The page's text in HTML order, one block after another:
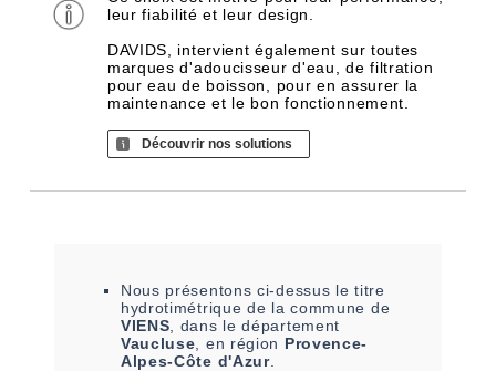
leur fiabilité et leur design.
DAVIDS, intervient également sur toutes
marques d'adoucisseur d'eau, de filtration
pour eau de boisson, pour en assurer la
maintenance et le bon fonctionnement.
Découvrir nos solutions
Nous présentons ci-dessus le titre
hydrotimétrique de la commune de
VIENS , dans le département
Vaucluse , en région Provence-
Alpes-Côte d'Azur.